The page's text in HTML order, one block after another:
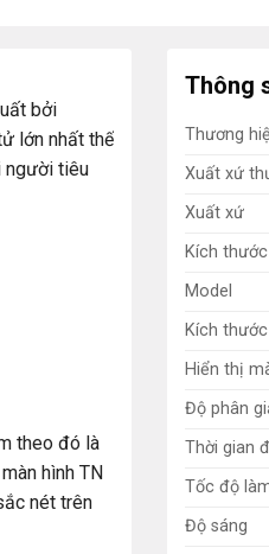
bởi
lớn nhất thế
người tiêu
theo đó là
hình TN
nét trên
Thông
Thương
Xuất xứ
Xuất xứ
Kích thước
Model
Kích
Hiển thị
Độ phân
Thời gian
Tốc độ
Độ sáng